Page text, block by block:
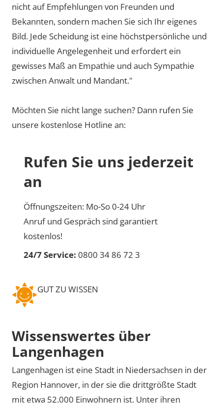
nicht auf Empfehlungen von Freunden und
Bekannten, sondern machen Sie sich Ihr eigenes
Bild. Jede Scheidung ist eine höchstpersönliche und
individuelle Angelegenheit und erfordert ein
gewisses Maß an Empathie und auch Sympathie
zwischen Anwalt und Mandant."
Möchten Sie nicht lange suchen? Dann rufen Sie
unsere kostenlose Hotline an:
Rufen Sie uns jederzeit
an
Öffnungszeiten: Mo-So 0-24 Uhr
Anruf und Gespräch sind garantiert
kostenlos!
24/7 Service: 0800 34 86 72 3
GUT ZU WISSEN
Wissenswertes über
Langenhagen
Langenhagen ist eine Stadt in Niedersachsen in der
Region Hannover, in der sie die drittgrößte Stadt
mit etwa 52.000 Einwohnern ist. Unter ihren